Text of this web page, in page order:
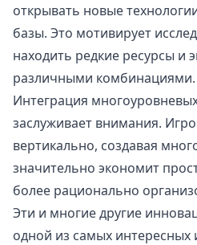
открывать новые
базы. Это мотивирует
находить редкие ресурсы и
различными комбинациями.
Интеграция
заслуживает внимания.
вертикально, создавая
значительно экономит
более рационально
Эти и многие другие
одной из самых интересных